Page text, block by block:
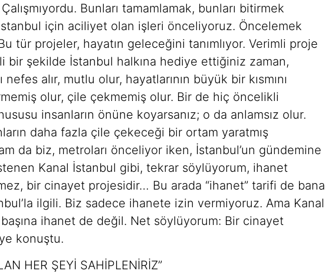
Bunları tamamlamak, bunları bitirmek
için aciliyet olan işleri önceliyoruz. Öncelemek
tür projeler, hayatın geleceğini tanımlıyor. Verimli proje
bir şekilde İstanbul halkına hediye ettiğiniz zaman,
nefes alır, mutlu olur, hayatlarının büyük bir kısmını
olur, çile çekmemiş olur. Bir de hiç öncelikli
insanların önüne koyarsanız; o da anlamsız olur.
daha fazla çile çekeceği bir ortam yaratmış
da biz, metroları önceliyor iken, İstanbul’un gündemine
Kanal İstanbul gibi, tekrar söylüyorum, ihanet
bir cinayet projesidir… Bu arada “ihanet” tarifi de bana
ilgili. Biz sadece ihanete izin vermiyoruz. Ama Kanal
ihanet de değil. Net söylüyorum: Bir cinayet
konuştu.
HER ŞEYİ SAHİPLENİRİZ”